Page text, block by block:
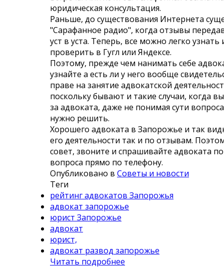
юридическая консультация.
Раньше, до существования Интернета
"Сарафанное радио", когда отзывы
уст в уста. Теперь, все можно легко узнать
проверить в Гугл или Яндексе.
Поэтому, прежде чем нанимать себе
узнайте а есть ли у него вообще
праве на занятие адвокатской
поскольку бывают и такие случаи, когда
за адвоката, даже не понимая сути
нужно решить.
Хорошего адвоката в Запорожье и так
его деятельности так и по отзывам.
совет, звоните и спрашивайте адвоката по
вопроса прямо по телефону.
Опубликовано в Советы и новости
Теги
рейтинг адвокатов Запорожья
адвокат запорожье
юрист Запорожье
адвокат
юрист,
адвокат развод запорожье
Читать подробнее